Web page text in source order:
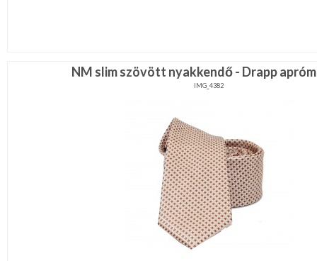
NM slim szövött nyakkendő - Drapp
IMG_4382